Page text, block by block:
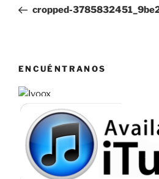
entradas
anterior:
cropped-
ENCUÉNTRANOS